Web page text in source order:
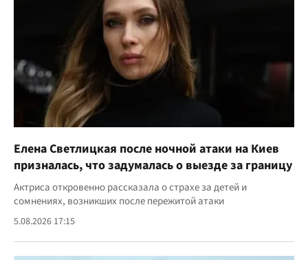
Елена Светлицкая после ночной атаки на Киев
призналась, что задумалась о выезде за границу
Актриса откровенно рассказала о страхе за детей и
сомнениях, возникших после пережитой атаки
5.08.2026 17:15